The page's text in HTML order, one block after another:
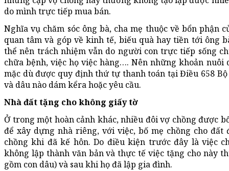
do mình trực tiếp mua bán.
Nghĩa vụ chăm sóc ông bà, cha mẹ thuộc về bổn phận
quan tâm và góp về kinh tế, biếu quà hay tiền tới ông
thể nên trách nhiệm vẫn do người con trực tiếp sống
chữa bệnh, việc họ việc hàng…. Nên những khoản nuôi
mặc dù được quy định thứ tự thanh toán tại Điều 658
và dâu nào dám kểra hoặc yêu cầu.
Nhà đất tặng cho không giấy tờ
Ở trong một hoàn cảnh khác, nhiều đôi vợ chồng được
để xây dựng nhà riêng, với việc, bố mẹ chồng cho
chồng khi đã kế hôn. Do điều kiện trước đây là việc
không lập thành văn bản và thực tế việc tặng cho này
gồm con dâu) và sau khi họ đã lập gia đình.